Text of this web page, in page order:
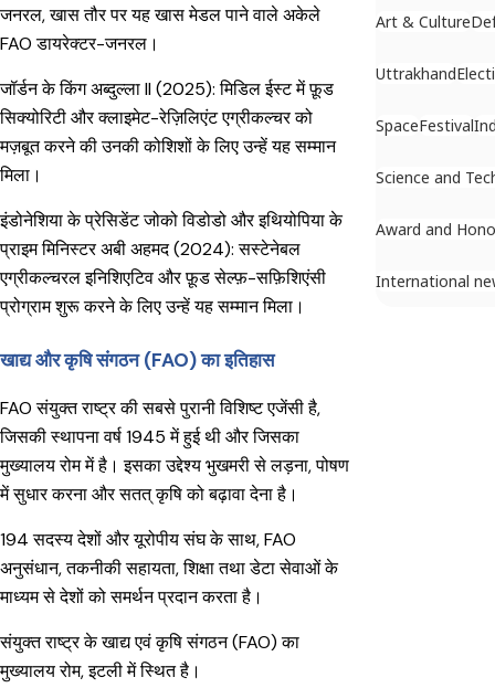
जनरल, खास तौर पर यह खास मेडल पाने वाले अकेले
FAO डायरेक्टर-जनरल।
जॉर्डन के किंग अब्दुल्ला II (2025): मिडिल ईस्ट में फ़ूड
सिक्योरिटी और क्लाइमेट-रेज़िलिएंट एग्रीकल्चर को
मज़बूत करने की उनकी कोशिशों के लिए उन्हें यह सम्मान
मिला।
इंडोनेशिया के प्रेसिडेंट जोको विडोडो और इथियोपिया के
प्राइम मिनिस्टर अबी अहमद (2024): सस्टेनेबल
एग्रीकल्चरल इनिशिएटिव और फ़ूड सेल्फ़-सफ़िशिएंसी
प्रोग्राम शुरू करने के लिए उन्हें यह सम्मान मिला।
खाद्य और कृषि संगठन (FAO) का इतिहास
FAO संयुक्त राष्ट्र की सबसे पुरानी विशिष्ट एजेंसी है,
जिसकी स्थापना वर्ष 1945 में हुई थी और जिसका
मुख्यालय रोम में है। इसका उद्देश्य भुखमरी से लड़ना, पोषण
में सुधार करना और सतत् कृषि को बढ़ावा देना है।
194 सदस्य देशों और यूरोपीय संघ के साथ, FAO
अनुसंधान, तकनीकी सहायता, शिक्षा तथा डेटा सेवाओं के
माध्यम से देशों को समर्थन प्रदान करता है।
संयुक्त राष्ट्र के खाद्य एवं कृषि संगठन (FAO) का
मुख्यालय रोम, इटली में स्थित है।
Art & Culture
Uttrakhand
SpaceFestival
Science and
Award and
International